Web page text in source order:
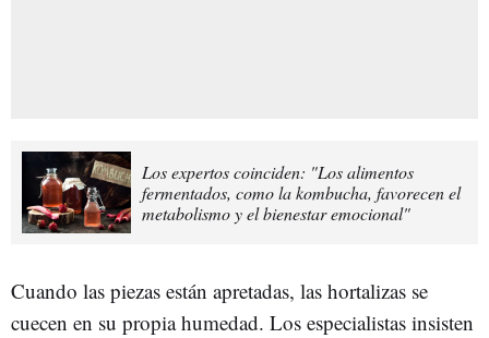
Los expertos coinciden: "Los alimentos
fermentados, como la kombucha, favorecen el
metabolismo y el bienestar emocional"
Cuando las piezas están apretadas, las hortalizas se
cuecen en su propia humedad. Los especialistas insisten